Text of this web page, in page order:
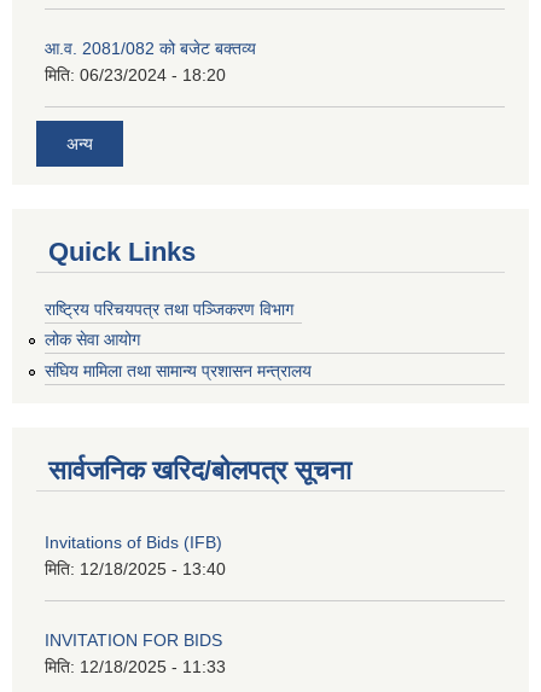
आ.व. 2081/082 को बजेट बक्तव्य
मिति: 06/23/2024 - 18:20
अन्य
Quick Links
राष्ट्रिय परिचयपत्र तथा पञ्जिकरण विभाग
लोक सेवा आयोग
संघिय मामिला तथा सामान्य प्रशासन मन्त्रालय
सार्वजनिक खरिद/बोलपत्र सूचना
Invitations of Bids (IFB)
मिति: 12/18/2025 - 13:40
INVITATION FOR BIDS
मिति: 12/18/2025 - 11:33